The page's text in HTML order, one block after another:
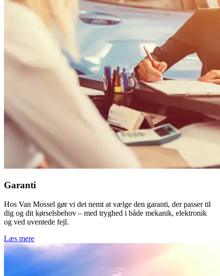
Garanti
Hos Van Mossel gør vi det nemt at vælge den garanti, der passer til
dig og dit kørselsbehov – med tryghed i både mekanik, elektronik
og ved uventede fejl.
Læs mere